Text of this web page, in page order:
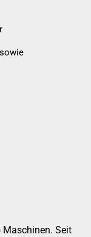
Maschinen. Seit